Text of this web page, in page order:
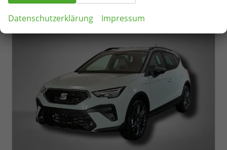
Datenschutzerklärung Impressum